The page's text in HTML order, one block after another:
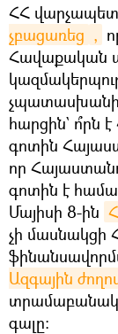
ՀՀ վարչապետ
չբացառեց ,
Հավաքական
հարցին`
գոտին
որ
գոտին է
Մայիսի 8-ին
չի մասնակցի
Ազգային
գալը: